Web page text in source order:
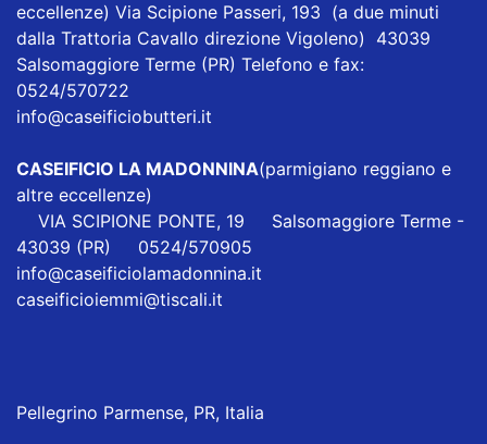
eccellenze) Via Scipione Passeri, 193 (a due minuti
dalla Trattoria Cavallo direzione Vigoleno) 43039
Salsomaggiore Terme (PR) Telefono e fax:
0524/570722
info@caseificiobutteri.it
CASEIFICIO LA MADONNINA(parmigiano reggiano e
altre eccellenze)
VIA SCIPIONE PONTE, 19 Salsomaggiore Terme -
43039 (PR) 0524/570905
info@caseificiolamadonnina.it
caseificioiemmi@tiscali.it
Pellegrino Parmense, PR, Italia